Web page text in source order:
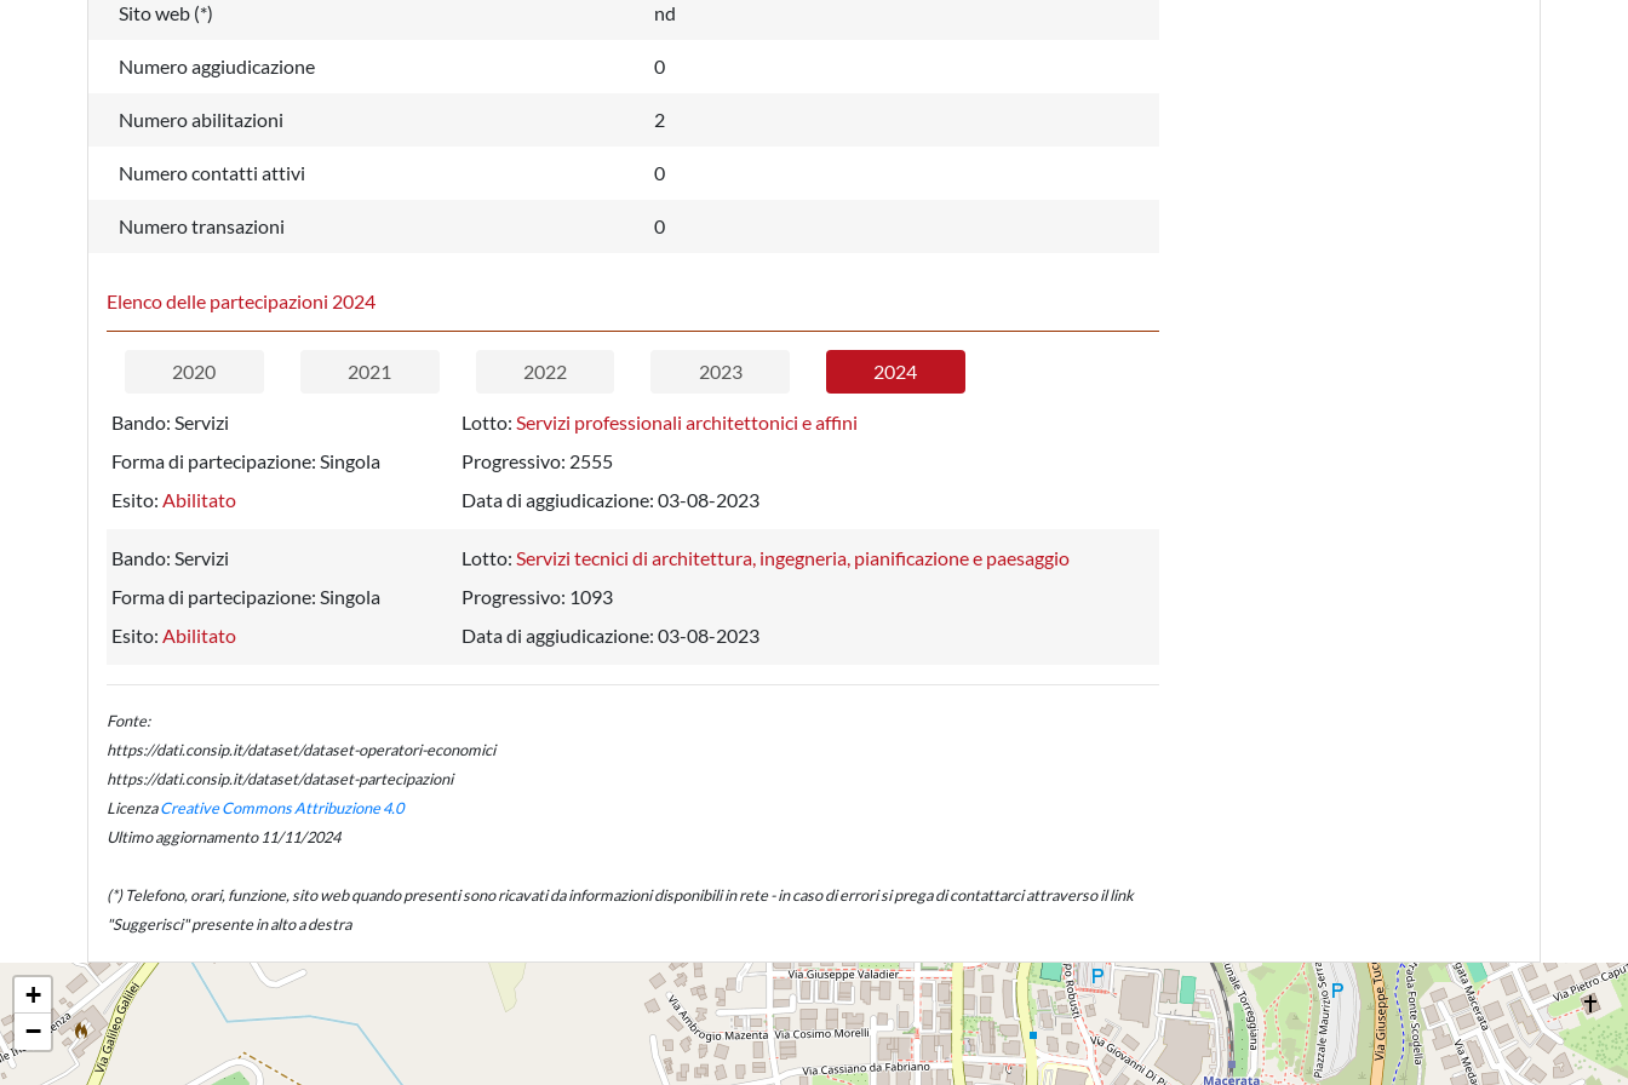
Sito web (*) nd
Numero aggiudicazione 0
Numero abilitazioni 2
Numero contatti attivi 0
Numero transazioni 0
Elenco delle partecipazioni 2024
2020 2021 2022 2023 2024
Bando: Servizi Lotto: Servizi professionali architettonici e affini
Forma di partecipazione: Singola Progressivo: 2555
Esito: Abilitato Data di aggiudicazione: 03-08-2023
Bando: Servizi Lotto: Servizi tecnici di architettura, ingegneria, pianificazione e paesaggio
Forma di partecipazione: Singola Progressivo: 1093
Esito: Abilitato Data di aggiudicazione: 03-08-2023
Fonte:
https://dati.consip.it/dataset/dataset-operatori-economici
https://dati.consip.it/dataset/dataset-partecipazioni
LicenzaCreative Commons Attribuzione 4.0
Ultimo aggiornamento 11/11/2024
(*) Telefono, orari, funzione, sito web quando presenti sono ricavati da informazioni disponibili in rete - in caso di errori si prega di contattarci attraverso il link
"Suggerisci" presente in alto a destra
+
−